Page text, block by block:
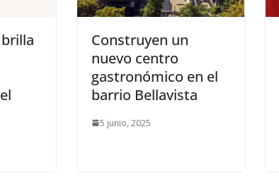
Construyen un
nuevo centro
gastronómico en el
barrio Bellavista
5 junio, 2025